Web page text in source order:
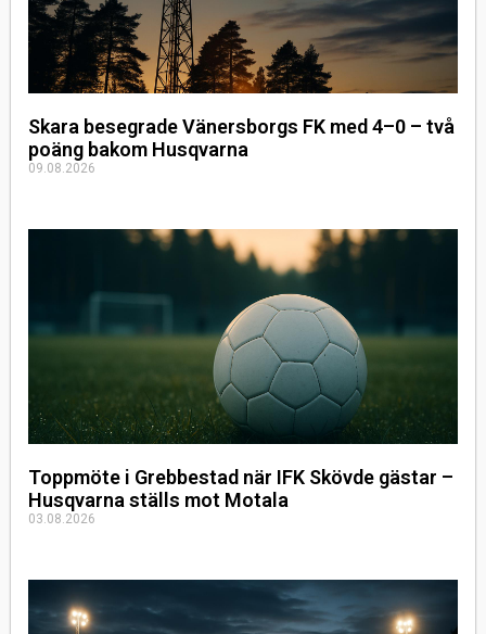
Skara besegrade Vänersborgs FK med 4–0 – två
poäng bakom Husqvarna
09.08.2026
Toppmöte i Grebbestad när IFK Skövde gästar –
Husqvarna ställs mot Motala
03.08.2026